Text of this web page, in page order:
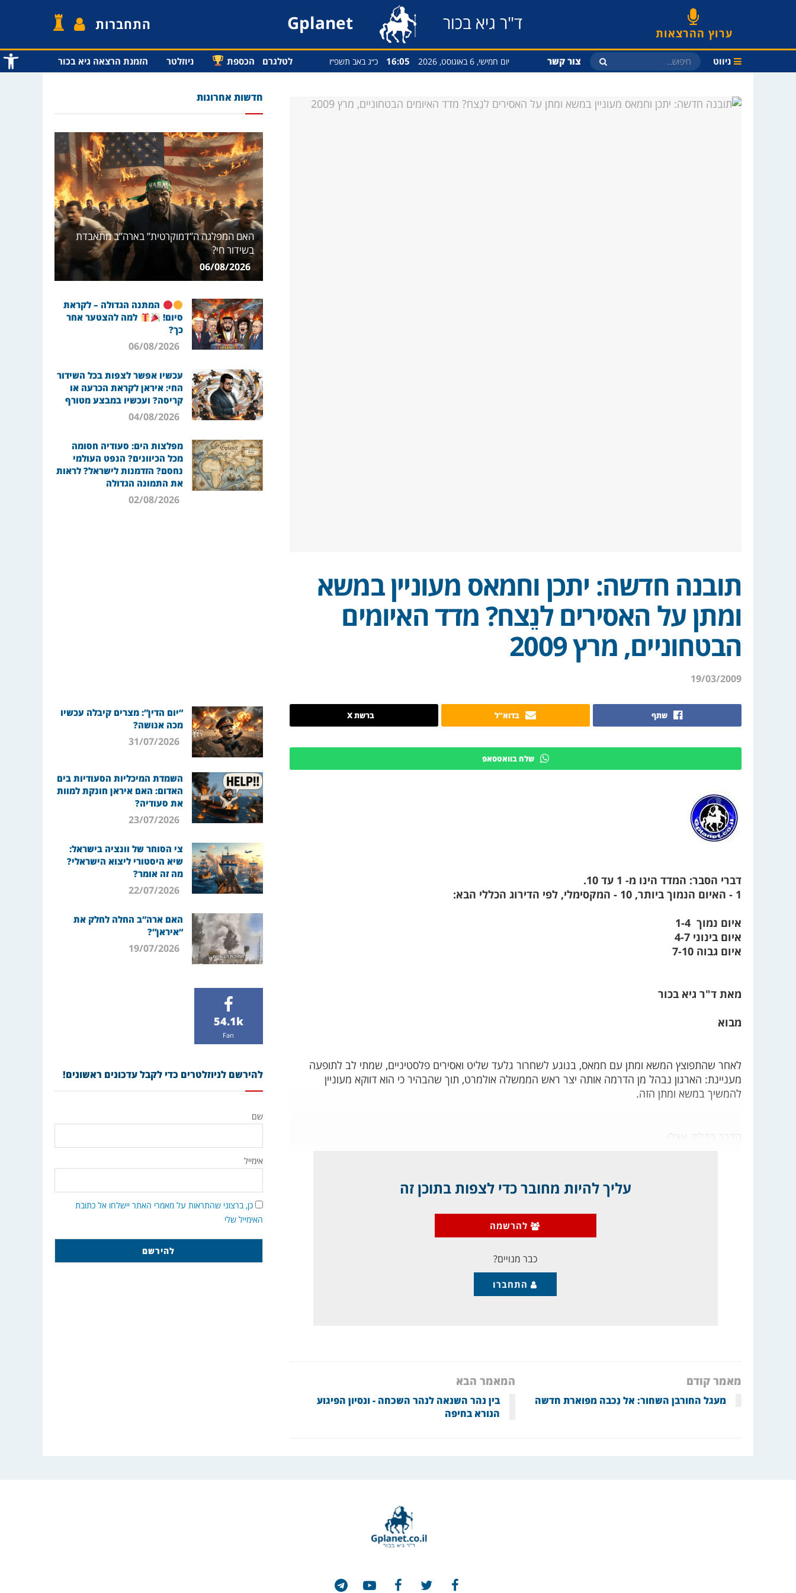
פתח
ערוץ ההרצאות ד"ר גיא בכור Gplanet התחברות
ניווט צור קשר יום חמישי, 6 באוגוסט, 2026 16:05 כ״ג באב תשפ״ו לטלגרם הכספת ניוזלטר הזמנת הרצאה גיא בכור
תובנה חדשה: יתכן וחמאס מעוניין במשא
ומתן על האסירים לנֵצח? מדד האיומים
הבטחוניים, מרץ 2009
19/03/2009
שתף בדוא"ל ברשת X
שלח בוואטסאפ
דברי הסבר: המדד הינו מ- 1 עד 10.
1 - האיום הנמוך ביותר, 10 - המקסימלי, לפי הדירוג הכללי הבא:
איום נמוך 1-4
איום בינוני 4-7
איום גבוה 7-10
מאת ד"ר גיא בכור
מבוא
לאחר שהתפוצץ המשא ומתן עם חמאס, בנוגע לשחרור גלעד שליט ואסירים פלסטיניים, שמתי לב לתופעה
מעניינת: הארגון נבהל מן הדרמה אותה יצר ראש הממשלה אולמרט, תוך שהבהיר כי הוא דווקא מעוניין
להמשיך במשא ומתן הזה.
הדבר הדליק אצלי
עליך להיות מחובר כדי לצפות בתוכן זה
להרשמה
כבר מנויים?
התחברו
מאמר קודם
מעגל החורבן השחור: אל נַכבה מפוארת חדשה
המאמר הבא
בין נהר השנאה לנהר השכחה - ונסיון הפיגוע
הנורא בחיפה
חדשות אחרונות
האם המפלגה ה”דמוקרטית” בארה”ב מתאבדת
בשידור חי?
06/08/2026
המתנה הגדולה – לקראת
סיום!
למה להצטער אחר
כך?
06/08/2026
עכשיו אפשר לצפות בכל השידור
החי: איראן לקראת הכרעה או
קריסה? ועכשיו במבצע מטורף
04/08/2026
מפלצות הים: סעודיה חסומה
מכל הכיוונים? הנפט העולמי
נחסם? הזדמנות לישראל? לראות
את התמונה הגדולה
02/08/2026
“יום הדין”: מצרים קיבלה עכשיו
מכה אנושה?
31/07/2026
השמדת המיכליות הסעודיות בים
האדום: האם איראן חונקת למוות
את סעודיה?
23/07/2026
צי הסוחר של וונציה בישראל:
שיא היסטורי ליצוא הישראלי?
מה זה אומר?
22/07/2026
האם ארה”ב החלה לחלק את
“איראן”?
19/07/2026
54.1k
Fan
להירשם לניוזלטרים כדי לקבל עדכונים ראשונים!
שם
אימייל
כן, ברצוני שהתראות על מאמרי האתר יישלחו אל כתובת
האימייל שלי